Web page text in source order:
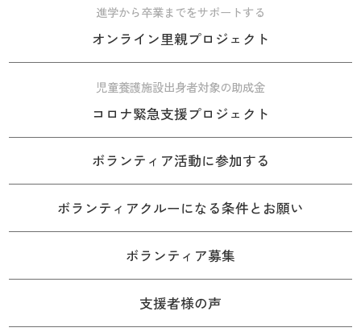
進学から卒業までをサポートする
オンライン里親プロジェクト
児童養護施設出身者対象の助成金
コロナ緊急支援プロジェクト
ボランティア活動に参加する
ボランティアクルーになる条件とお願い
ボランティア募集
支援者様の声